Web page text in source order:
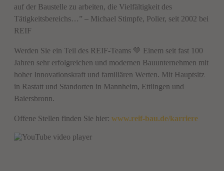
auf der Baustelle zu arbeiten, die Vielfältigkeit des
Tätigkeitsbereichs…” – Michael Stimpfe, Polier, seit 2002 bei
REIF
Werden Sie ein Teil des REIF-Teams 💛 Einem seit fast 100
Jahren sehr erfolgreichen und modernen Bauunternehmen mit
hoher Innovationskraft und familiären Werten. Mit Hauptsitz
in Rastatt und Standorten in Mannheim, Ettlingen und
Baiersbronn.
Offene Stellen finden Sie hier: www.reif-bau.de/karriere​